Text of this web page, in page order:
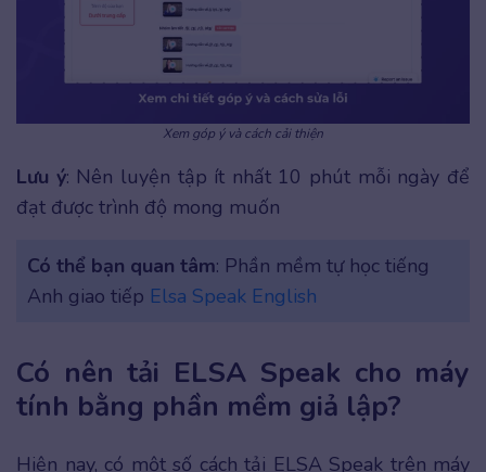
Xem góp ý và cách cải thiện
Lưu ý: Nên luyện tập ít nhất 10 phút mỗi ngày để
đạt được trình độ mong muốn
Có thể bạn quan tâm: Phần mềm tự học tiếng
Anh giao tiếp Elsa Speak English
Có nên tải ELSA Speak cho máy
tính bằng phần mềm giả lập?
Hiện nay, có một số cách tải ELSA Speak trên máy